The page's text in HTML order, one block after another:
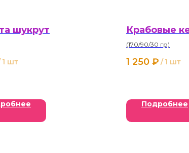
шукрут
1 шт
Крабовые
(170/90/30 гр)
1 250 ₽ / 1 шт
Подробнее